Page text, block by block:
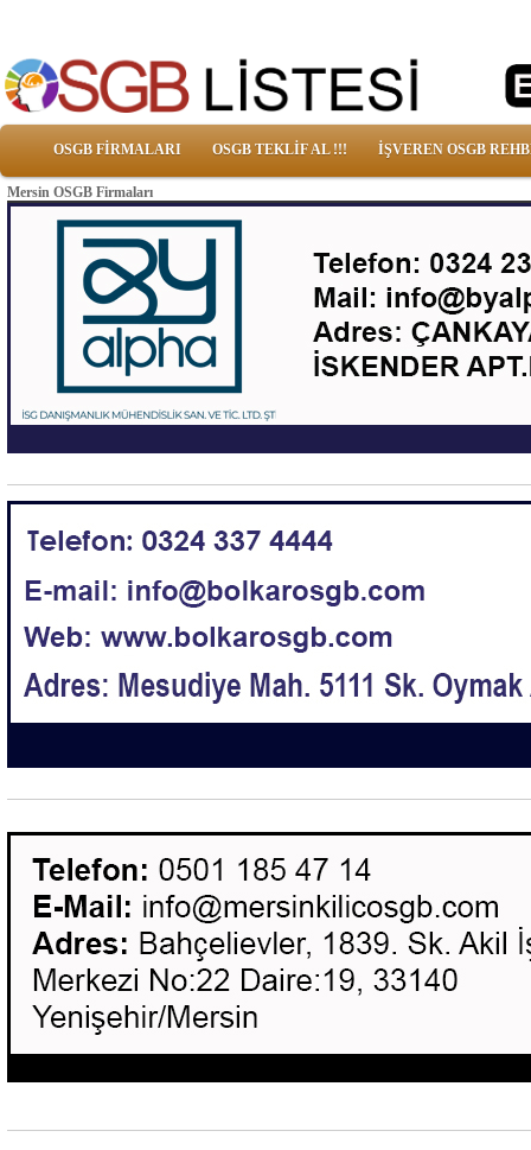
OSGB FİRMALARI OSGB TEKLİF AL !!! İŞVEREN OSGB
Mersin OSGB Firmaları